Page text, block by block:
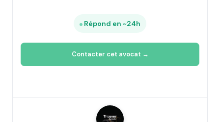
Répond en ~24h
Contacter cet avocat →